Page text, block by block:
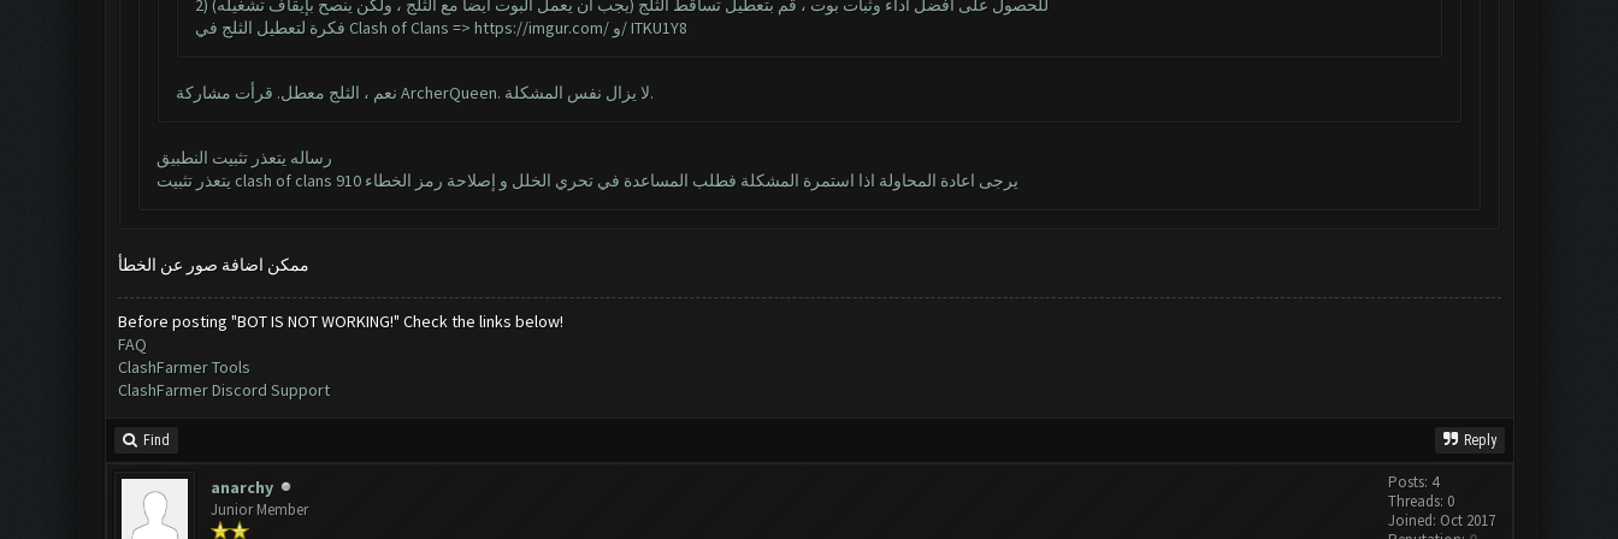
2) للحصول على أفضل أداء وثبات بوت ، قم بتعطيل تساقط الثلج (يجب أن يعمل البوت أيضا مع الثلج ، ولكن ينصح بإيقاف تشغيله)
فكرة لتعطيل الثلج في Clash of Clans => https://imgur.com/ و/ ITKU1Y8
نعم ، الثلج معطل. قرأت مشاركة ArcherQueen. لا يزال نفس المشكلة.
ممكن اضافة صور عن الخطأ
Before posting "BOT IS NOT WORKING!" Check the links below!
FAQ
ClashFarmer Tools
ClashFarmer Discord Support
Find Reply
anarchy
Junior Member
Posts: 4
Threads: 0
Joined: Oct 2017